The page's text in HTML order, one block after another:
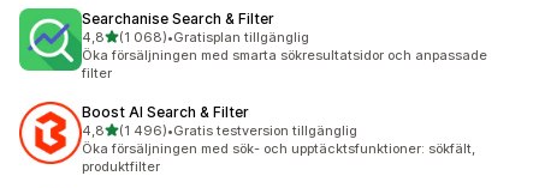
Searchanise Search & Filter
4,8av 5 stjärnor
(1 068)
1068 recensioner totalt
•Gratisplan tillgänglig
Öka försäljningen med smarta sökresultatsidor och anpassade
filter
Boost AI Search & Filter
4,8av 5 stjärnor
(1 496)
1496 recensioner totalt
•Gratis testversion tillgänglig
Öka försäljningen med sök- och upptäcktsfunktioner: sökfält,
produktfilter